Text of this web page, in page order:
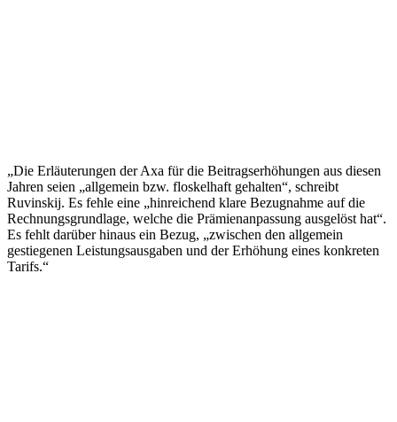
„Die Erläuterungen der Axa für die Beitragserhöhungen aus diesen
Jahren seien „allgemein bzw. floskelhaft gehalten“, schreibt
Ruvinskij. Es fehle eine „hinreichend klare Bezugnahme auf die
Rechnungsgrundlage, welche die Prämienanpassung ausgelöst hat“.
Es fehlt darüber hinaus ein Bezug, „zwischen den allgemein
gestiegenen Leistungsausgaben und der Erhöhung eines konkreten
Tarifs.“